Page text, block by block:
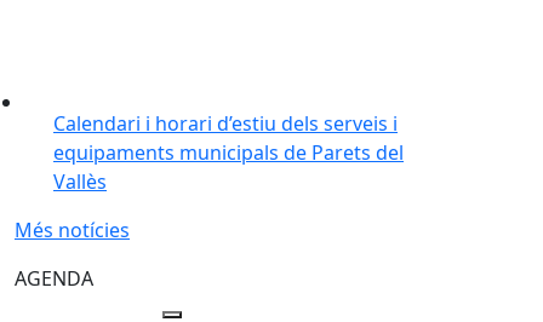
Calendari i horari d’estiu dels serveis i
equipaments municipals de Parets del
Vallès
Més notícies
AGENDA